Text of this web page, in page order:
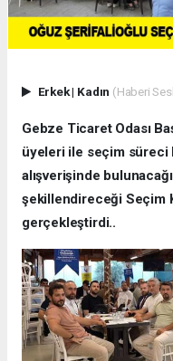
Erkek| Kadın (Haberi
Gebze Ticaret Odası
üyeleri ile seçim süreci
alışverişinde
şekillendireceği Seçim
gerçekleştirdi..